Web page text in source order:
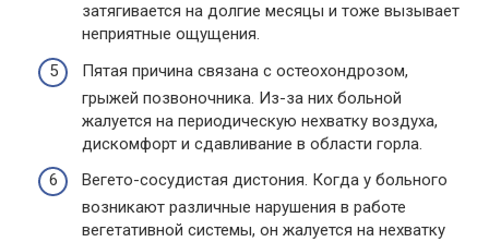
затягивается на долгие месяцы и тоже вызывает
неприятные ощущения.
Пятая причина связана с остеохондрозом,
грыжей позвоночника. Из-за них больной
жалуется на периодическую нехватку воздуха,
дискомфорт и сдавливание в области горла.
Вегето-сосудистая дистония. Когда у больного
возникают различные нарушения в работе
вегетативной системы, он жалуется на нехватку